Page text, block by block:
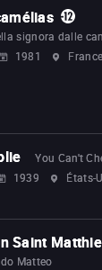
signora dalle
1981 France
You Can't
1939 États-
Saint
Matteo